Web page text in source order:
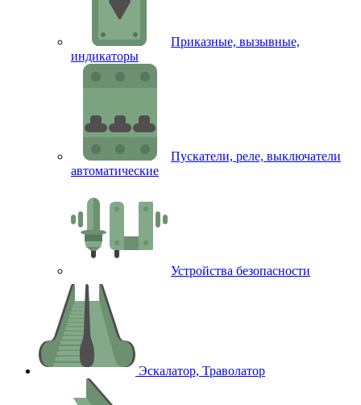
Приказные, вызывные,
индикаторы
Пускатели, реле, выключатели
автоматические
Устройства безопасности
Эскалатор, Траволатор